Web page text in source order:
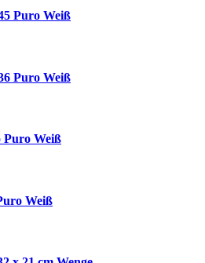
Puro Weiß
Puro Weiß
Puro Weiß
Weiß